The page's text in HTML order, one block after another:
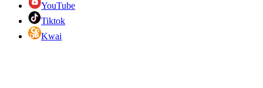
YouTube
Tiktok
Kwai